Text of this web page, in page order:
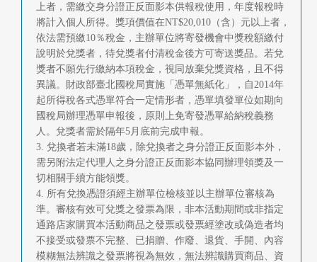
上者，需繳交身分證正反面影本供報稅使用，年度報稅時
將計入個人所得。獎項價值在NT$20,010（含）元以上者，
依法需預繳10％稅金，主辦單位將寄發機會中獎稅額繳付
說明於兌獎者，待兌獎者付清稅金後方可寄送獎品。若兌
獎者不願先行繳納本項稅金，視同放棄兌獎資格，且不得
異議。財政部臺北國稅局實施「憑單無紙化」，自2014年
起所得稅各式憑單符合一定情形者，憑單填發單位如期向
國稅局辦理憑單申報後，原則上免寄發憑單給納稅義務
人。兌獎者需於隔年5月底前完成申報。
3. 兌換者若未滿18歲，除兌換者之身分證正反面影本外，
需另附法定代理人之身分證正反面影本協同辦理領獎及一
切相關手續方能領獎。
4. 所有兌換憑證須經主辦單位檢核並以主辦單位審核為
準。審核有效可兌獎之發票為限，非本活動期間或非指定
通路店家購買本活動商品之發票或發票經塗改或偽造者均
不接受或發票不完整、已捐贈、作廢、退貨、手開、內容
模糊無法辨識之發票將視為無效，無法辨識購買商品、資